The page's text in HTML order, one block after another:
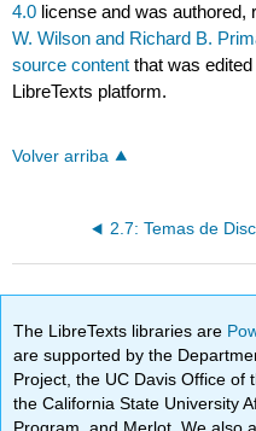
4.0 license and was
W. Wilson and Richard B.
source content that was
LibreTexts platform.
Volver arriba
The LibreTexts libraries are
are supported by the
Project, the UC Davis Office of
the California State University
Program, and Merlot. We also